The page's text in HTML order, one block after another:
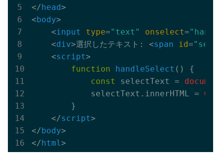
</head>
<body>
<input type="text" onselect=
<div>選択したテキスト: <span id=
<script>
function
handleSelect ( ) {
const
selectText =
            selectText.innerHTML =
        }
</script>
</body>
</html >